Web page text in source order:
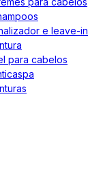
e leave-in
para cabelos